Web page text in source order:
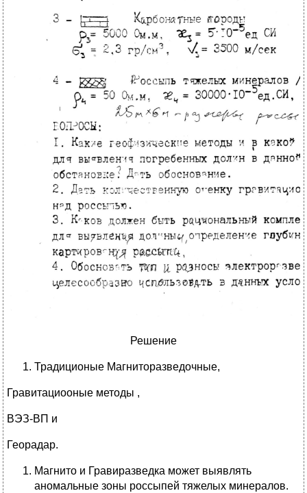
Решение
Традиционые Магниторазведочные,
Гравитациооные методы ,
ВЭЗ-ВП и
Георадар.
Магнито и Гравиразведка может выявлять
аномальные зоны россыпей тяжелых минералов.